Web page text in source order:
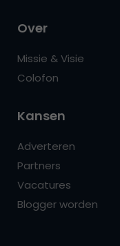
Over
Missie & Visie
Colofon
Kansen
Adverteren
Partners
Vacatures
Blogger worden